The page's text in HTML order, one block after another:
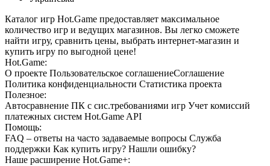
Каталог игр Hot.Game предоставляет максимальное
количество игр и ведущих магазинов. Вы легко сможете
найти игру, сравнить цены, выбрать интернет-магазин и
купить игру по выгодной цене!
Hot.Game:
О проекте Пользовательское соглашениеСоглашение
Политика конфиденциальности Статистика проекта
Полезное:
Автосравнение ПК с сис.требованиями игр Учет комиссий
платежных систем Hot.Game API
Помощь:
FAQ – ответы на часто задаваемые вопросы Служба
поддержки Как купить игру? Нашли ошибку?
Наше расширение Hot.Game+: